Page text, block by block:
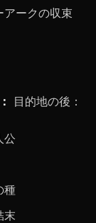
アークの収束
目的地の後：
公
種
末